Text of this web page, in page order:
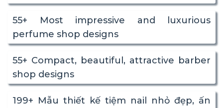
55+ Most impressive and luxurious
perfume shop designs
55+ Compact, beautiful, attractive barber
shop designs
199+ Mẫu thiết kế tiệm nail nhỏ đẹp, ấn